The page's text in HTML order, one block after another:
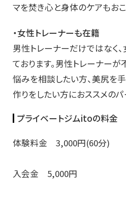
マを焚き心と身体のケアもおこ
・女性トレーナーも在籍
男性トレーナーだけではなく
ております。男性トレーナー
悩みを相談したい方、美尻を
作りをしたい方におススメのパ
プライベートジムitoの料金
体験料金 3,000円(60分)
入会金 5,000円